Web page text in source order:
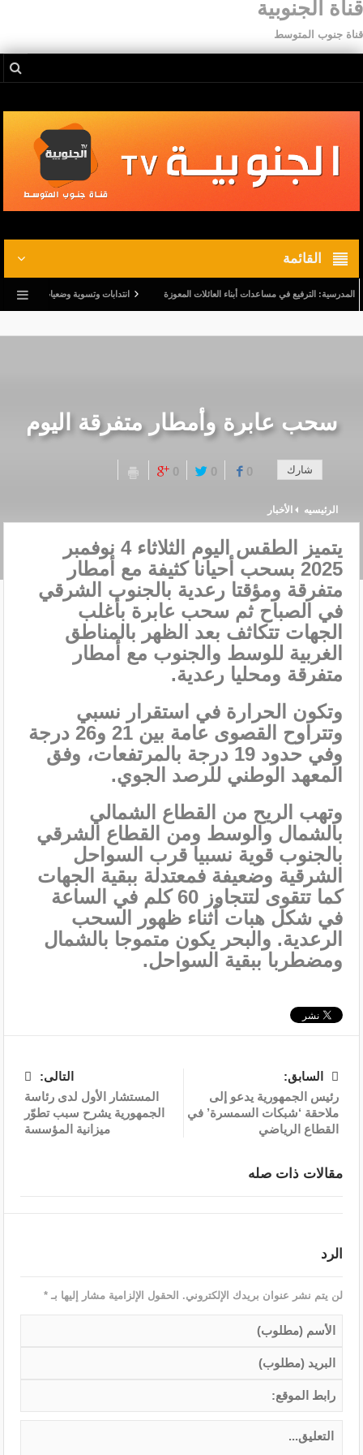
قناة الجنوبية
قناة جنوب المتوسط
القائمة
الترفيع في مساعدات أبناء العائلات المعوزة انتدابات وتسوية وضعيات.. وترفيع في أجور
سحب عابرة وأمطار متفرقة اليوم
شارك 0
0
0
الرئيسيه الأخبار
يتميز الطقس اليوم الثلاثاء 4 نوفمبر
2025 بسحب أحيانا كثيفة مع أمطار
متفرقة ومؤقتا رعدية بالجنوب الشرقي
في الصباح ثم سحب عابرة بأغلب
الجهات تتكاثف بعد الظهر بالمناطق
الغربية للوسط والجنوب مع أمطار
متفرقة ومحليا رعدية.
وتكون الحرارة في استقرار نسبي
وتتراوح القصوى عامة بين 21 و26 درجة
وفي حدود 19 درجة بالمرتفعات، وفق
المعهد الوطني للرصد الجوي.
وتهب الريح من القطاع الشمالي
بالشمال والوسط ومن القطاع الشرقي
بالجنوب قوية نسبيا قرب السواحل
الشرقية وضعيفة فمعتدلة ببقية الجهات
كما تتقوى لتتجاوز 60 كلم في الساعة
في شكل هبات أثناء ظهور السحب
الرعدية. والبحر يكون متموجا بالشمال
ومضطربا ببقية السواحل.
السابق:
رئيس الجمهورية يدعو إلى
ملاحقة ‘شبكات السمسرة’ في
القطاع الرياضي
التالى:
المستشار الأول لدى رئاسة
الجمهورية يشرح سبب تطوّر
ميزانية المؤسسة
مقالات ذات صله
الرد
لن يتم نشر عنوان بريدك الإلكتروني. الحقول الإلزامية مشار إليها بـ*